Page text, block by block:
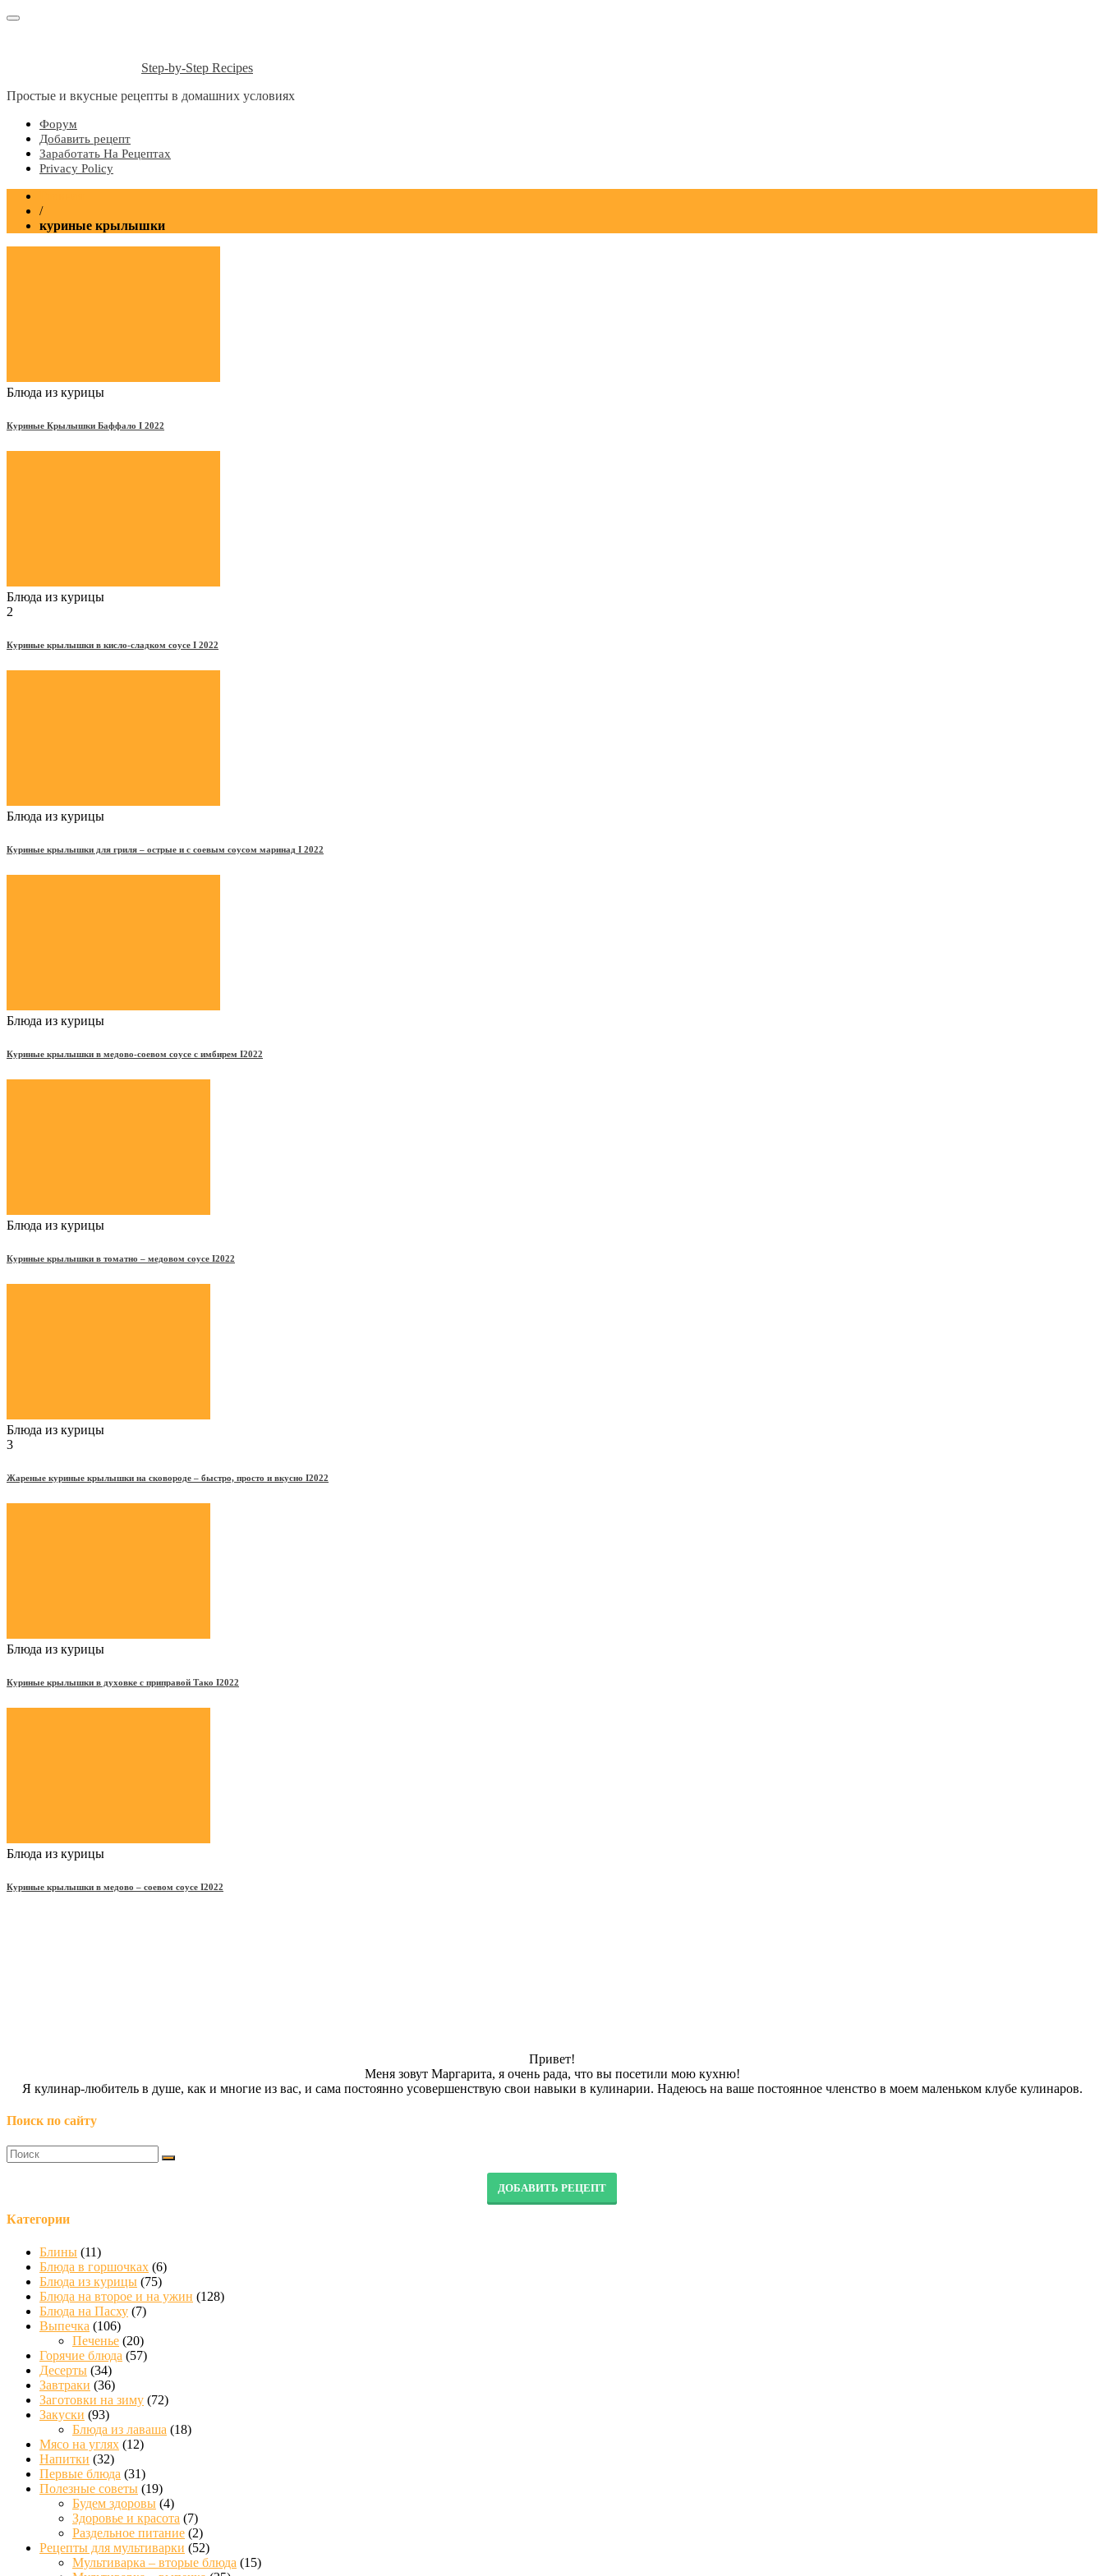
Step-by-Step Recipes
Простые и вкусные рецепты в домашних условиях
Форум
Добавить рецепт
Заработать На Рецептах
Privacy Policy
/
куриные крылышки
Блюда из курицы
Куриные Крылышки Баффало Ι 2022
Блюда из курицы
2
Куриные крылышки в кисло-сладком соусе Ι 2022
Блюда из курицы
Куриные крылышки для гриля – острые и с соевым соусом маринад Ι 2022
Блюда из курицы
Куриные крылышки в медово-соевом соусе с имбирем Ι2022
Блюда из курицы
Куриные крылышки в томатно – медовом соусе Ι2022
Блюда из курицы
3
Жареные куриные крылышки на сковороде – быстро, просто и вкусно Ι2022
Блюда из курицы
Куриные крылышки в духовке с приправой Тако Ι2022
Блюда из курицы
Куриные крылышки в медово – соевом соусе Ι2022
Привет!
Меня зовут Маргарита, я очень рада, что вы посетили мою кухню!
Я кулинар-любитель в душе, как и многие из вас, и сама постоянно усовершенствую свои навыки в кулинарии. Надеюсь на ваше постоянное членство в моем маленьком клубе кулинаров.
Поиск по сайту
ДОБАВИТЬ РЕЦЕПТ
Категории
Блины (11)
Блюда в горшочках (6)
Блюда из курицы (75)
Блюда на второе и на ужин (128)
Блюда на Пасху (7)
Выпечка (106)
Печенье (20)
Горячие блюда (57)
Десерты (34)
Завтраки (36)
Заготовки на зиму (72)
Закуски (93)
Блюда из лаваша (18)
Мясо на углях (12)
Напитки (32)
Первые блюда (31)
Полезные советы (19)
Будем здоровы (4)
Здоровье и красота (7)
Раздельное питание (2)
Рецепты для мультиварки (52)
Мультиварка – вторые блюда (15)